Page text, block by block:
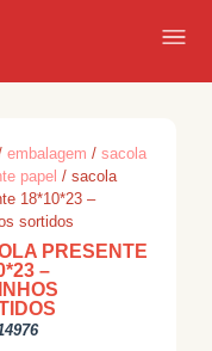
embalagem /sacola
papel / sacola
18*10*23 –
sortidos
PRESENTE
–